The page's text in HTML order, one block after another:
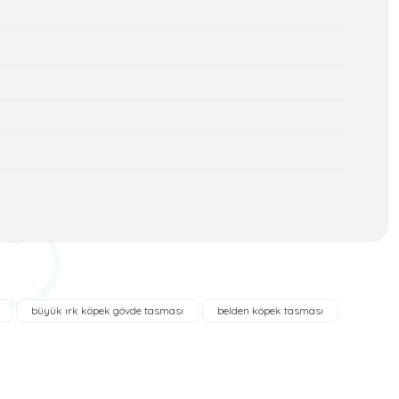
büyük ırk köpek gövde tasması
belden köpek tasması